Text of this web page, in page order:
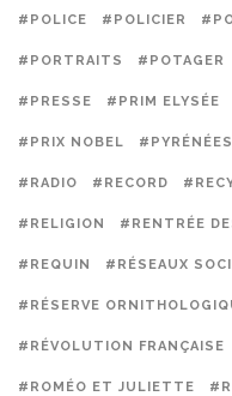
#POLICE #POLICIER
#PORTRAITS #POTAGER
#PRESSE #PRIM ELYSÉE
#PRIX NOBEL #PYRÉNÉES
#RADIO #RECORD
#RELIGION #RENTRÉE
#REQUIN #RÉSEAUX
#RÉSERVE
#RÉVOLUTION FRANÇAISE
#ROMÉO ET JULIETTE